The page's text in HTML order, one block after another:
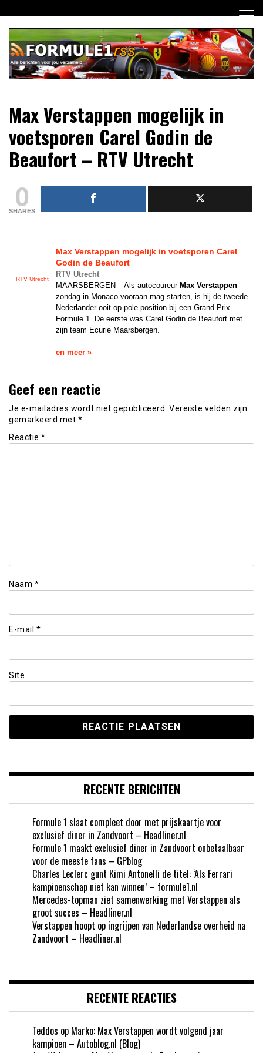
naar
inhoud
Formule 1 RSS
verzameld!
Max Verstappen mogelijk in
voetsporen Carel Godin de
Beaufort – RTV Utrecht
0
SHARES
RTV Utrecht
Max Verstappen mogelijk in voetsporen Carel
Godin de Beaufort
RTV Utrecht
MAARSBERGEN – Als autocoureur Max Verstappen
zondag in Monaco vooraan mag starten, is hij de tweede
Nederlander ooit op pole position bij een Grand Prix
Formule 1. De eerste was Carel Godin de Beaufort met
zijn team Ecurie Maarsbergen.
en meer »
Geef een reactie
Je e-mailadres wordt niet gepubliceerd. Vereiste velden zijn
gemarkeerd met *
Reactie *
Naam *
E-mail *
Site
RECENTE BERICHTEN
Formule 1 slaat compleet door met prijskaartje voor
exclusief diner in Zandvoort – Headliner.nl
Formule 1 maakt exclusief diner in Zandvoort onbetaalbaar
voor de meeste fans – GPblog
Charles Leclerc gunt Kimi Antonelli de titel: ‘Als Ferrari
kampioenschap niet kan winnen’ – formule1.nl
Mercedes-topman ziet samenwerking met Verstappen als
groot succes – Headliner.nl
Verstappen hoopt op ingrijpen van Nederlandse overheid na
Zandvoort – Headliner.nl
RECENTE REACTIES
Teddos op Marko: Max Verstappen wordt volgend jaar
kampioen – Autoblog.nl (Blog)